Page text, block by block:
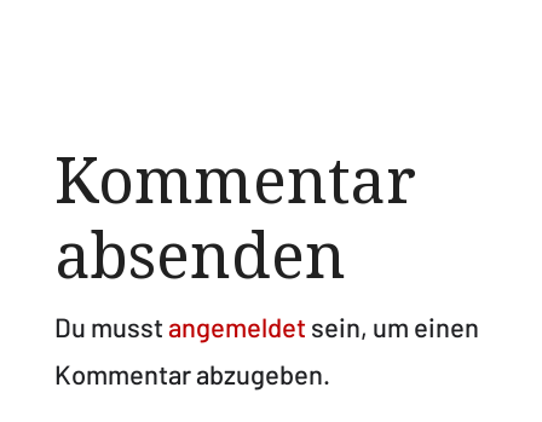
Kommentar
absenden
Du musstangemeldet sein, um einen
Kommentar abzugeben.